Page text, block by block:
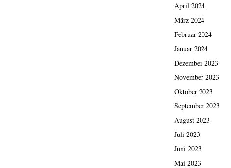
April 2024
März 2024
Februar 2024
Januar 2024
Dezember 2023
November 2023
Oktober 2023
September 2023
August 2023
Juli 2023
Juni 2023
Mai 2023